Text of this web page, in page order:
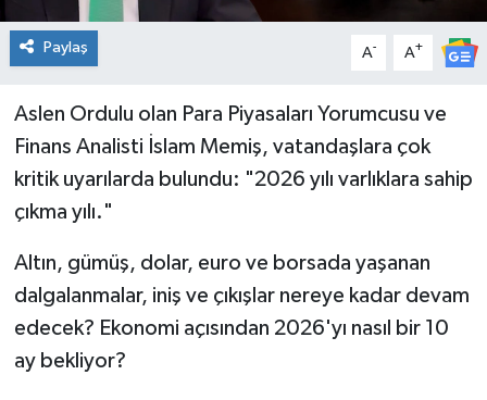
Paylaş A- A+
Aslen Ordulu olan Para Piyasaları Yorumcusu ve
Finans Analisti İslam Memiş, vatandaşlara çok
kritik uyarılarda bulundu: "2026 yılı varlıklara sahip
çıkma yılı."
Altın, gümüş, dolar, euro ve borsada yaşanan
dalgalanmalar, iniş ve çıkışlar nereye kadar devam
edecek? Ekonomi açısından 2026'yı nasıl bir 10
ay bekliyor?
ÖZEL HABER
RÖPORTAJ
SAĞLIK
TARIM
TEKNOLOJİ